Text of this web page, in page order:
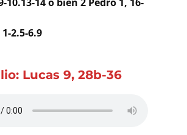
2.5-6.9
Lucas 9, 28b-36